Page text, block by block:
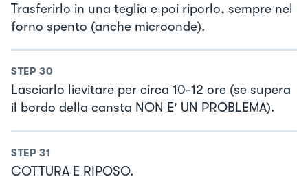
Trasferirlo in una teglia e poi riporlo, sempre nel
forno spento (anche microonde).
STEP 30
Lasciarlo lievitare per circa 10-12 ore (se supera
il bordo della cansta NON E' UN PROBLEMA).
STEP 31
COTTURA E RIPOSO.